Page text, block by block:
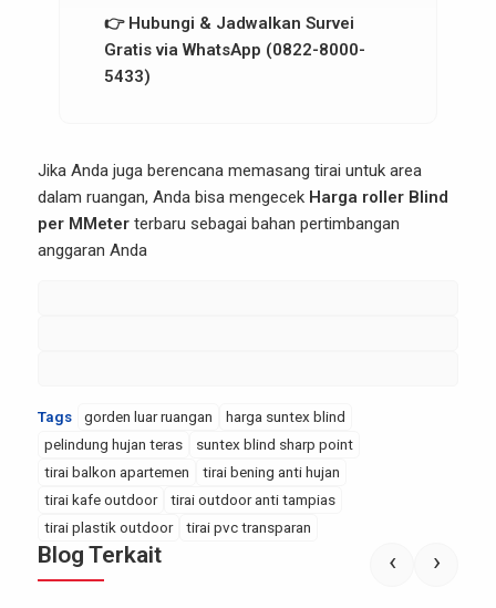
👉 Hubungi & Jadwalkan Survei
Gratis via WhatsApp (0822-8000-
5433)
Jika Anda juga berencana memasang tirai untuk area
dalam ruangan, Anda bisa mengecek Harga roller Blind
per MMeter terbaru sebagai bahan pertimbangan
anggaran Anda
Tags gorden luar ruangan
harga suntex blind
pelindung hujan teras
suntex blind sharp point
tirai balkon apartemen
tirai bening anti hujan
tirai kafe outdoor
tirai outdoor anti tampias
tirai plastik outdoor
tirai pvc transparan
Blog Terkait ‹ ›